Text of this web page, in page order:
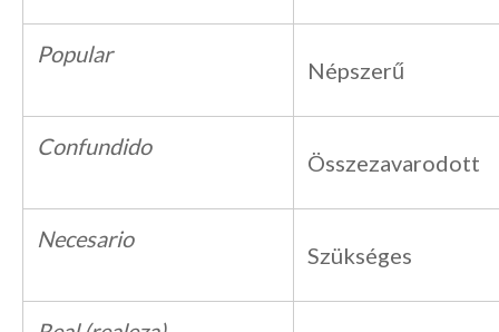
Popular
Népszerű
Confundido
Összezavarodott
Necesario
Szükséges